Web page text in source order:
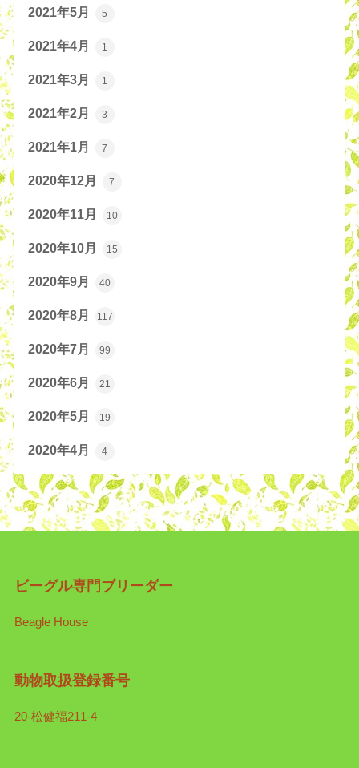
2021年5月 5
2021年4月 1
2021年3月 1
2021年2月 3
2021年1月 7
2020年12月 7
2020年11月 10
2020年10月 15
2020年9月 40
2020年8月 117
2020年7月 99
2020年6月 21
2020年5月 19
2020年4月 4
ビーグル専門ブリーダー
Beagle House
動物取扱登録番号
20-松健福211-4